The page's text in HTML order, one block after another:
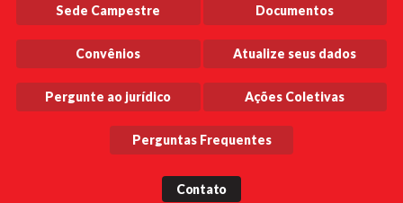
Sede Campestre Documentos
Convênios Atualize seus dados
Pergunte ao jurídico Ações Coletivas
Perguntas Frequentes
Contato